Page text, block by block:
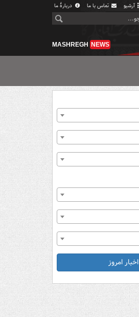
آرشیو تماس با ما دربارهٔ ما
MASHREGH NEWS
اخبار امروز